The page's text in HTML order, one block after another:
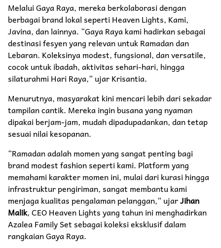
Melalui Gaya Raya, mereka berkolaborasi dengan
berbagai brand lokal seperti Heaven Lights, Kami,
Javina, dan lainnya. “Gaya Raya kami hadirkan sebagai
destinasi fesyen yang relevan untuk Ramadan dan
Lebaran. Koleksinya modest, fungsional, dan versatile,
cocok untuk ibadah, aktivitas sehari-hari, hingga
silaturahmi Hari Raya,” ujar Krisantia.
Menurutnya, masyarakat kini mencari lebih dari sekadar
tampilan cantik. Mereka ingin busana yang nyaman
dipakai berjam-jam, mudah dipadupadankan, dan tetap
sesuai nilai kesopanan.
“Ramadan adalah momen yang sangat penting bagi
brand modest fashion seperti kami. Platform yang
memahami karakter momen ini, mulai dari kurasi hingga
infrastruktur pengiriman, sangat membantu kami
menjaga kualitas pengalaman pelanggan,” ujarJihan
Malik, CEO Heaven Lights yang tahun ini menghadirkan
Azalea Family Set sebagai koleksi eksklusif dalam
rangkaian Gaya Raya.